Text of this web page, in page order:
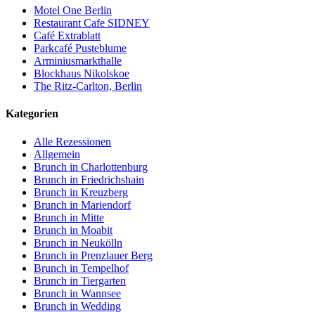
Motel One Berlin
Restaurant Cafe SIDNEY
Café Extrablatt
Parkcafé Pusteblume
Arminiusmarkthalle
Blockhaus Nikolskoe
The Ritz-Carlton, Berlin
Kategorien
Alle Rezessionen
Allgemein
Brunch in Charlottenburg
Brunch in Friedrichshain
Brunch in Kreuzberg
Brunch in Mariendorf
Brunch in Mitte
Brunch in Moabit
Brunch in Neukölln
Brunch in Prenzlauer Berg
Brunch in Tempelhof
Brunch in Tiergarten
Brunch in Wannsee
Brunch in Wedding